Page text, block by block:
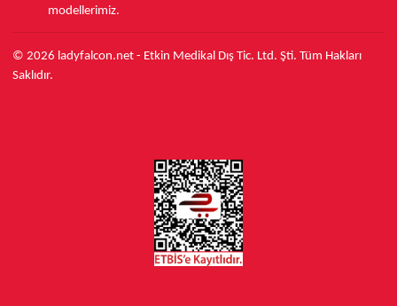
modellerimiz.
© 2026 ladyfalcon.net - Etkin Medikal Dış Tic. Ltd. Şti. Tüm Hakları
Saklıdır.